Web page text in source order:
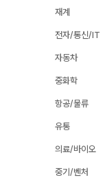
재계
전자/통신/IT
자동차
중화학
항공/물류
유통
의료/바이오
중기/벤처